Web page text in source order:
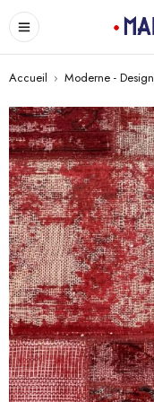
Accueil › Moderne - Design